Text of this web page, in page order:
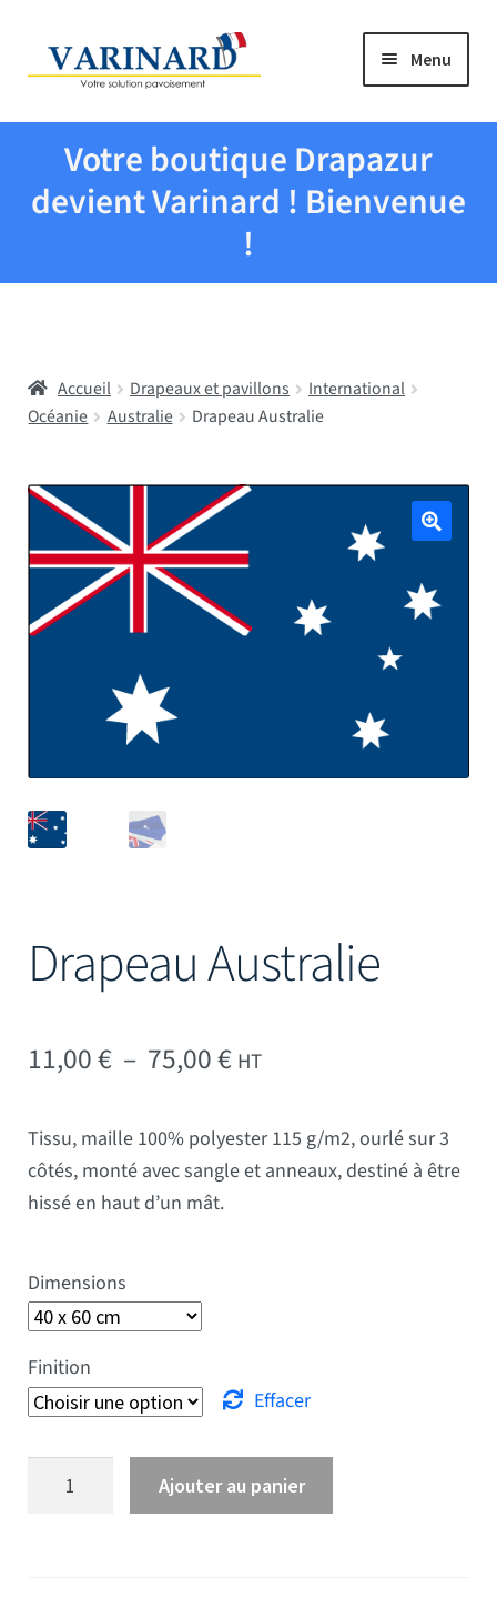
Aller à la navigation
Aller au contenu Menu
Tous les produits
Drapeaux et pavillons
Écoles
Mâts
Votre boutique Drapazur
devient Varinard ! Bienvenue
!
Accueil Drapeaux et pavillons
International
Océanie
Australie Drapeau Australie
Drapeau Australie
11,00€ – 75,00€Plage de prix : 11,00 €
HT
Tissu, maille 100% polyester 115 g/m2, ourlé sur 3
côtés, monté avec sangle et anneaux, destiné à être
hissé en haut d’un mât.
Dimensions
Finition
Effacer
quantité de Drapeau Australie
Ajouter au panier